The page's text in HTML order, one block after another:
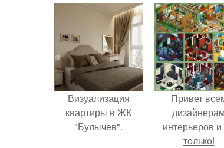
Визуализация
квартиры в ЖК
"Булычев".
Привет
дизайнерам
интерьеров
только!